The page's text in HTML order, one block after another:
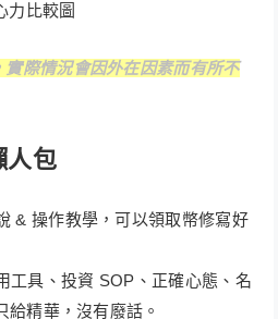
際情況會因外在因素而有所不
人包
& 操作教學，可以領取幣修寫好
工具、投資 SOP、正確心態、名
精華，沒有廢話。